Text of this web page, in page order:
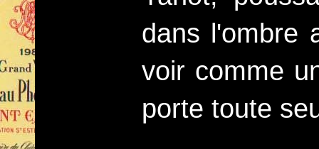
dans l'ombre
voir comme
porte toute